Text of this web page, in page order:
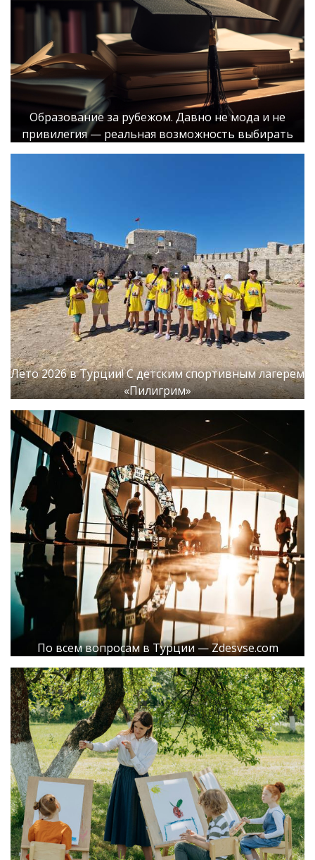
Образование за рубежом. Давно не мода и не
привилегия — реальная возможность выбирать
Лето 2026 в Турции! С детским спортивным лагерем
«Пилигрим»
По всем вопросам в Турции — Zdesvse.com